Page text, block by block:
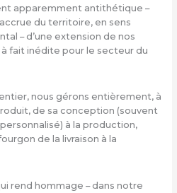
apparemment antithétique –
du territoire, en sens
– d’une extension de nos
fait inédite pour le secteur du
nous gérons entièrement, à
de sa conception (souvent
à la production,
de la livraison à la
rend hommage – dans notre